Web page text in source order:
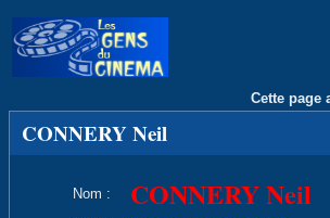
Cette page
CONNERY Neil
Nom : CONNERY Neil